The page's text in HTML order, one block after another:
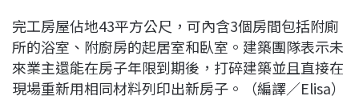
完工房屋佔地43平方公尺，可內含3個房間包括附廁
所的浴室、附廚房的起居室和臥室。建築團隊表示未
來業主還能在房子年限到期後，打碎建築並且直接在
現場重新用相同材料列印出新房子。（編譯／Elisa）